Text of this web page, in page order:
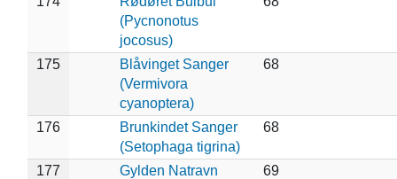
(Pycnonotus
jocosus)
175
Blåvinget Sanger
(Vermivora
cyanoptera)
68
176
Brunkindet Sanger
(Setophaga tigrina)
68
177
Gylden Natravn
69